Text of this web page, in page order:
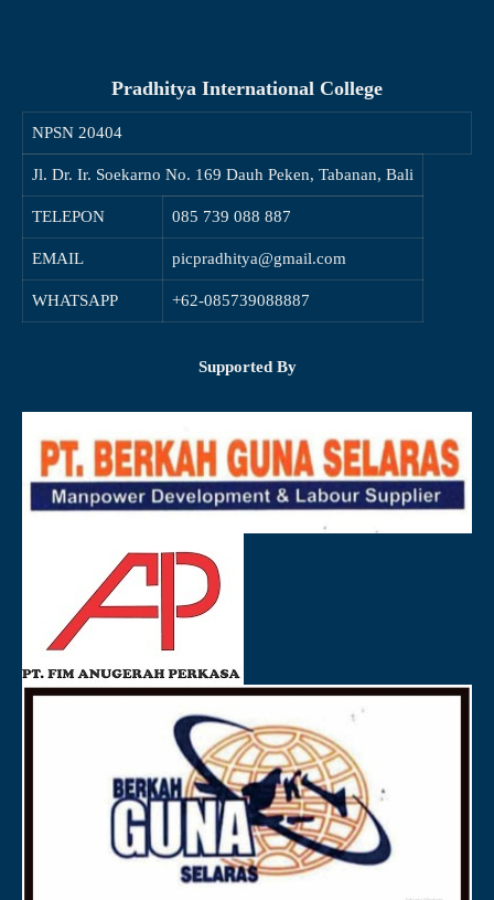
Pradhitya International College
NPSN 20404
Jl. Dr. Ir. Soekarno No. 169 Dauh Peken, Tabanan, Bali
TELEPON 085 739 088 887
EMAIL picpradhitya@gmail.com
WHATSAPP +62-085739088887
Supported By